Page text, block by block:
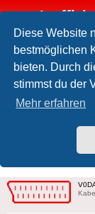
Diese Website
bestmöglichen
bieten. Durch
stimmst du der
Mehr erfahren
FAQ
Foren-Übersicht
[SAT] Spirit